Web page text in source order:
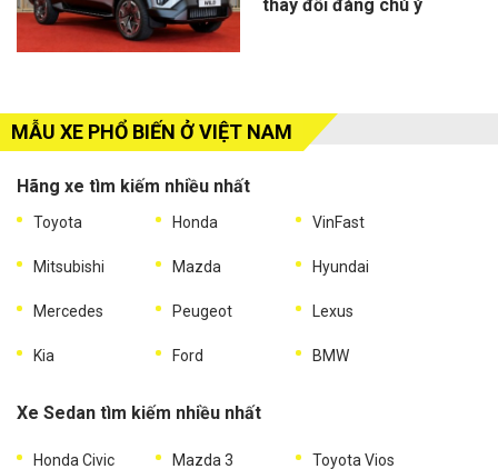
thay đổi đáng chú ý
MẪU XE PHỔ BIẾN Ở VIỆT NAM
Hãng xe tìm kiếm nhiều nhất
Toyota Honda VinFast
Mitsubishi Mazda Hyundai
Mercedes Peugeot Lexus
Kia Ford BMW
Xe Sedan tìm kiếm nhiều nhất
Honda Civic Mazda 3 Toyota Vios